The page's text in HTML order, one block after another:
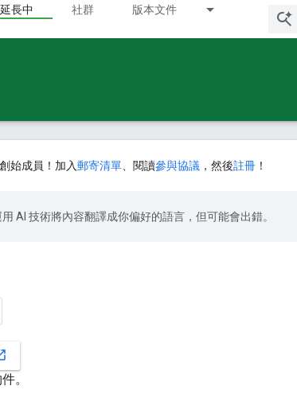
延長中 社群 版本文件
始成員！加入郵寄清單 、閱讀參與協議 ，然後註冊 ！
AI 技術將內容翻譯成你偏好的語言，但可能會出錯。
。